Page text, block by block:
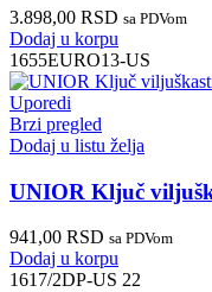
3.898,00 RSD sa PDVom
Dodaj u korpu
1655EURO13-US
Uporedi
Brzi pregled
Dodaj u listu želja
UNIOR Ključ
941,00 RSD sa PDVom
Dodaj u korpu
1617/2DP-US 22